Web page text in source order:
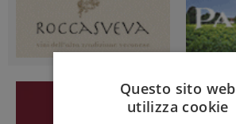
Questo sito web
utilizza cookie